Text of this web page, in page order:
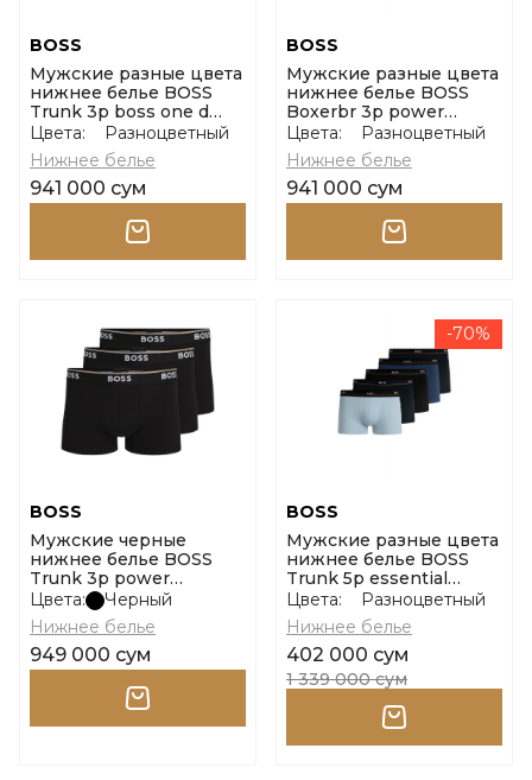
BOSS
Мужские разные цвета
нижнее белье BOSS
Trunk 3p boss one d
10267408 01 размер l
Цвета:
Разноцветный
Нижнее белье
941 000 сум
BOSS
Мужские разные цвета
нижнее белье BOSS
Boxerbr 3p power
10242934 01 размер l
Цвета:
Разноцветный
Нижнее белье
941 000 сум
BOSS
Мужские черные
нижнее белье BOSS
Trunk 3p power
10242934 01 размер m
Цвета:
Черный
Нижнее белье
949 000 сум
-70%
BOSS
Мужские разные цвета
нижнее белье BOSS
Trunk 5p essential
10267407 01 размер s
Цвета:
Разноцветный
Нижнее белье
402 000 сум
1 339 000 сум